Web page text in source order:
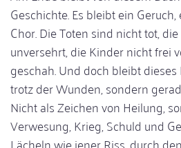
Geschichte. Es bleibt ein
Chor. Die Toten sind nicht tot,
unversehrt, die Kinder nicht frei
geschah. Und doch bleibt
trotz der Wunden, sondern
Nicht als Zeichen von Heilung,
Verwesung, Krieg, Schuld und